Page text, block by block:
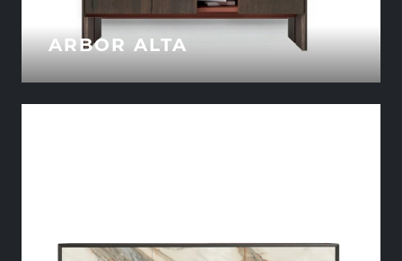
ARBOR ALTA